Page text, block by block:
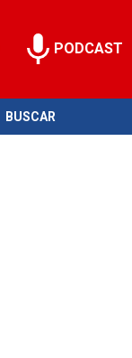
PODCAST
BUSCAR